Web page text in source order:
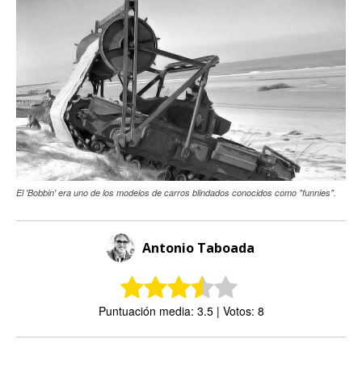
El 'Bobbin' era uno de los modelos de carros blindados conocidos como "funnies".
Antonio Taboada
Puntuación media: 3.5 | Votos: 8